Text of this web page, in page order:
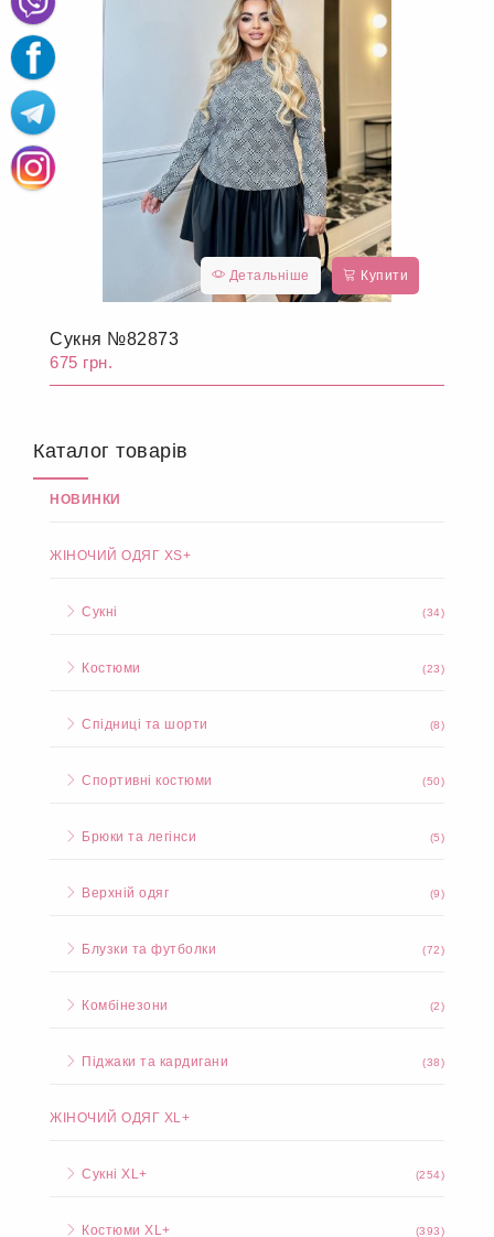
Детальніше Купити
Сукня №82873
675 грн.
Каталог товарів
НОВИНКИ
ЖІНОЧИЙ ОДЯГ XS+
Сукні (34)
Костюми (23)
Спідниці та шорти (8)
Спортивні костюми (50)
Брюки та легінси (5)
Верхній одяг (9)
Блузки та футболки (72)
Комбінезони (2)
Піджаки та кардигани (38)
ЖІНОЧИЙ ОДЯГ XL+
Сукні XL+ (254)
Костюми XL+ (393)